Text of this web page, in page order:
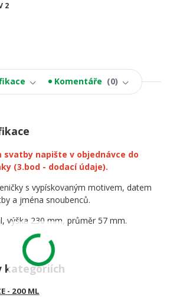
2
Komentáře 0
svatby napište v objednávce do
(3.bod - dodací údaje).
s vypískovaným motivem, datem
a jména snoubenců.
výška 230 mm, průměr 57 mm.
kategoriích
- 200 ML